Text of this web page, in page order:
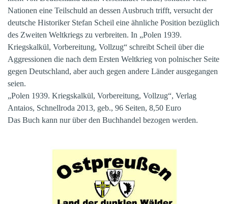
Nationen eine Teilschuld an dessen Ausbruch trifft, versucht der
deutsche Historiker Stefan Scheil eine ähnliche Position bezüglich
des Zweiten Weltkriegs zu verbreiten. In „Polen 1939.
Kriegskalkül, Vorbereitung, Vollzug“ schreibt Scheil über die
Aggressionen die nach dem Ersten Weltkrieg von polnischer Seite
gegen Deutschland, aber auch gegen andere Länder ausgegangen
seien.
„Polen 1939. Kriegskalkül, Vorbereitung, Vollzug“, Verlag
Antaios, Schnellroda 2013, geb., 96 Seiten, 8,50 Euro
Das Buch kann nur über den Buchhandel bezogen werden.